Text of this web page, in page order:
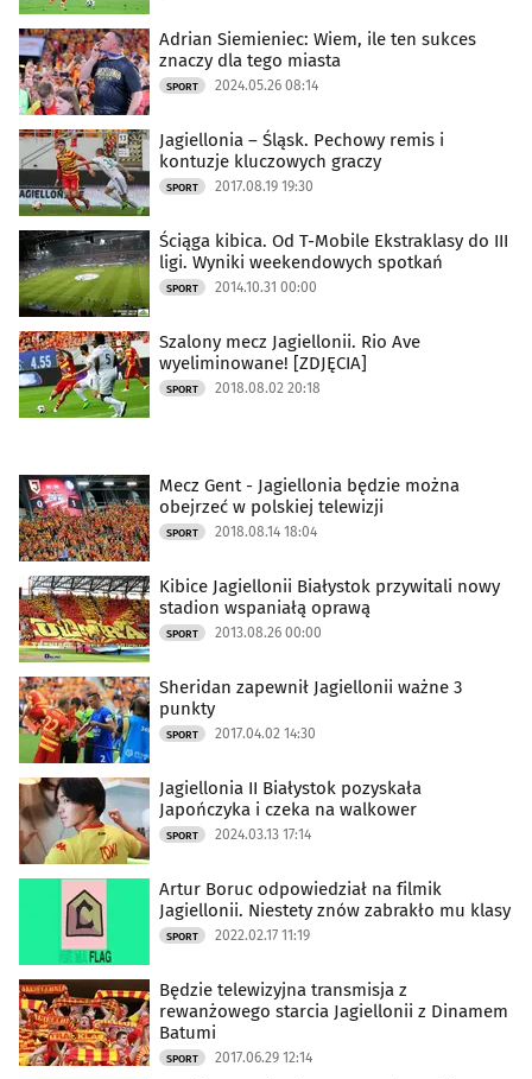
Adrian Siemieniec: Wiem, ile ten sukces
znaczy dla tego miasta
SPORT 2024.05.26 08:14
Jagiellonia – Śląsk. Pechowy remis i
kontuzje kluczowych graczy
SPORT 2017.08.19 19:30
Ściąga kibica. Od T-Mobile Ekstraklasy do III
ligi. Wyniki weekendowych spotkań
SPORT 2014.10.31 00:00
Szalony mecz Jagiellonii. Rio Ave
wyeliminowane! [ZDJĘCIA]
SPORT 2018.08.02 20:18
Mecz Gent - Jagiellonia będzie można
obejrzeć w polskiej telewizji
SPORT 2018.08.14 18:04
Kibice Jagiellonii Białystok przywitali nowy
stadion wspaniałą oprawą
SPORT 2013.08.26 00:00
Sheridan zapewnił Jagiellonii ważne 3
punkty
SPORT 2017.04.02 14:30
Jagiellonia II Białystok pozyskała
Japończyka i czeka na walkower
SPORT 2024.03.13 17:14
Artur Boruc odpowiedział na filmik
Jagiellonii. Niestety znów zabrakło mu klasy
SPORT 2022.02.17 11:19
Będzie telewizyjna transmisja z
rewanżowego starcia Jagiellonii z Dinamem
Batumi
SPORT 2017.06.29 12:14